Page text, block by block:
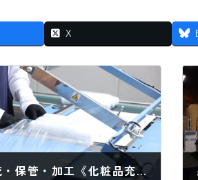
X
化粧品・物流・保管・加工《化粧品充填工場 大阪 関西で 化粧品・医薬部外品・医療機器の物流倉庫・EC物流 代行サービスのことなら》